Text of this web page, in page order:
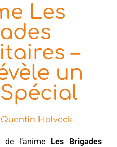
Les
–
un
Quentin Holveck
de l’anime Les Brigades